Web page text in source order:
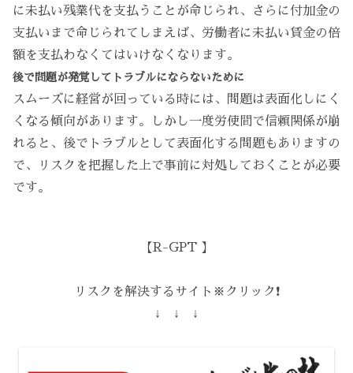
に未払い残業代を支払うことが命じられ、さらに付加金の
支払いまで命じられてしまえば、労働者に未払い賃金の倍
額を支払わなくてはいけなくなります。
後で問題が発覚してトラブルにならないために
スムーズに経営が回っている時には、問題は表面化しにく
くなる傾向があります。しかし一度労使間で信頼関係が崩
れると、後でトラブルとして表面化する問題もありますの
で、リスクを把握した上で事前に対処しておくことが必要
です。
【R-GPT 】
リスクを解決するサイト※クリック❗️
↓ ↓ ↓